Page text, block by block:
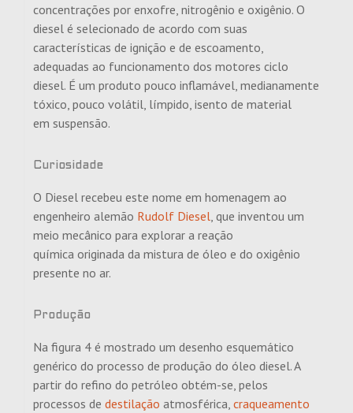
concentrações por enxofre, nitrogênio e oxigênio. O
diesel é selecionado de acordo com suas
características de ignição e de escoamento,
adequadas ao funcionamento dos motores ciclo
diesel. É um produto pouco inflamável, medianamente
tóxico, pouco volátil, límpido, isento de material
em suspensão.
Curiosidade
O Diesel recebeu este nome em homenagem ao
engenheiro alemão Rudolf Diesel, que inventou um
meio mecânico para explorar a reação
química originada da mistura de óleo e do oxigênio
presente no ar.
Produção
Na figura 4 é mostrado um desenho esquemático
genérico do processo de produção do óleo diesel. A
partir do refino do petróleo obtém-se, pelos
processos de destilação atmosférica, craqueamento